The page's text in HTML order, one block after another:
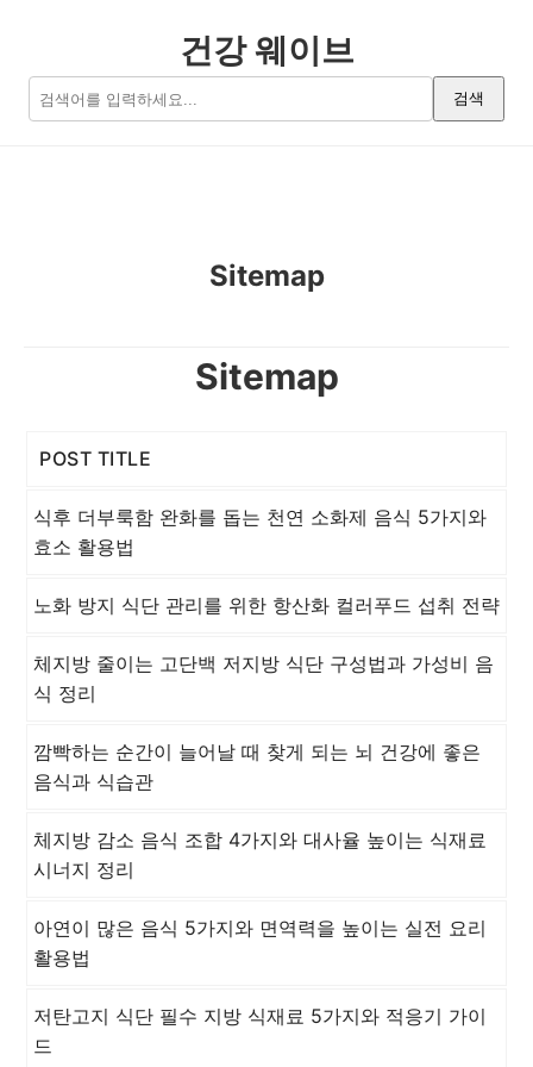
건강 웨이브
검색
Sitemap
Sitemap
POST TITLE
식후 더부룩함 완화를 돕는 천연 소화제 음식 5가지와
효소 활용법
노화 방지 식단 관리를 위한 항산화 컬러푸드 섭취 전략
체지방 줄이는 고단백 저지방 식단 구성법과 가성비 음
식 정리
깜빡하는 순간이 늘어날 때 찾게 되는 뇌 건강에 좋은
음식과 식습관
체지방 감소 음식 조합 4가지와 대사율 높이는 식재료
시너지 정리
아연이 많은 음식 5가지와 면역력을 높이는 실전 요리
활용법
저탄고지 식단 필수 지방 식재료 5가지와 적응기 가이
드